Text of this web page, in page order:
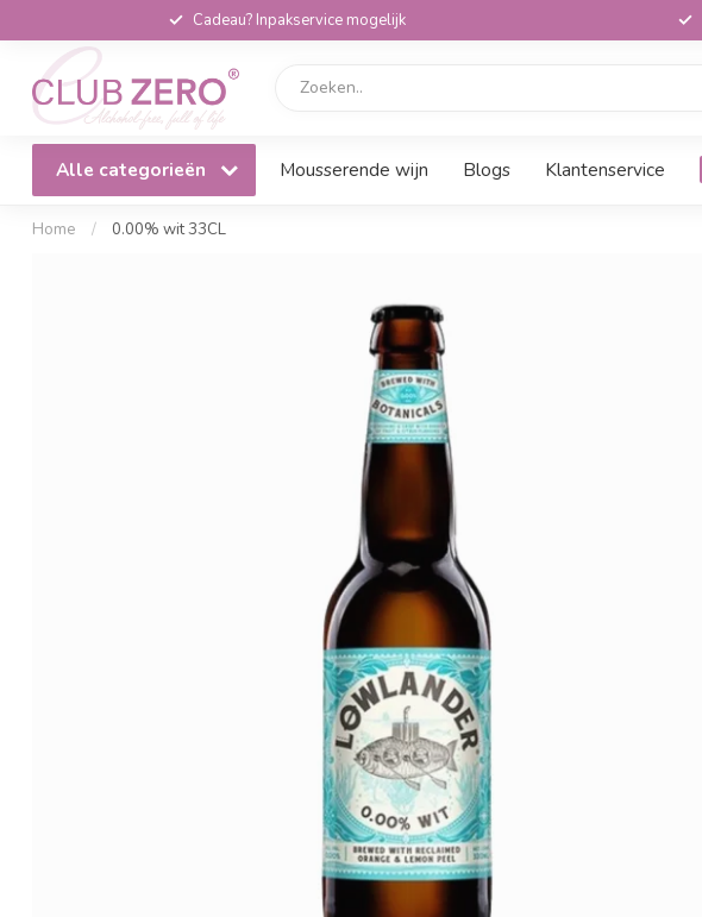
Cadeau? Inpakservice mogelijk
Alle categorieën Mousserende wijn Blogs Klantenservice
Home / 0.00% wit 33CL